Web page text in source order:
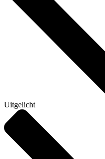
Uitgelicht